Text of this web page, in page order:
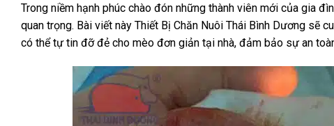
Trong niềm hạnh phúc chào đón những thành viên mới của gia
quan trọng. Bài viết này Thiết Bị Chăn Nuôi Thái Bình Dương sẽ
có thể tự tin đỡ đẻ cho mèo đơn giản tại nhà, đảm bảo sự an